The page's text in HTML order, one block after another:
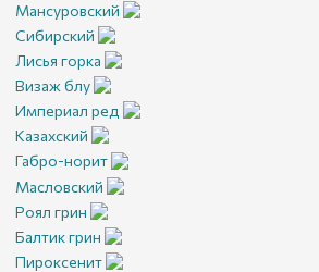
Мансуровский
Сибирский
Лисья горка
Визаж блу
Империал ред
Казахский
Габро-норит
Масловский
Роял грин
Балтик грин
Пироксенит